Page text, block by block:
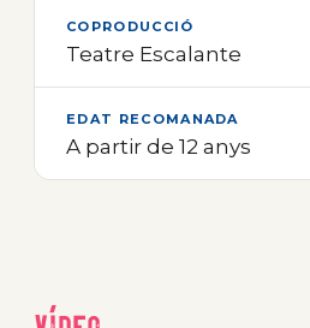
COPRODUCCIÓ
Teatre Escalante
EDAT RECOMANADA
A partir de 12 anys